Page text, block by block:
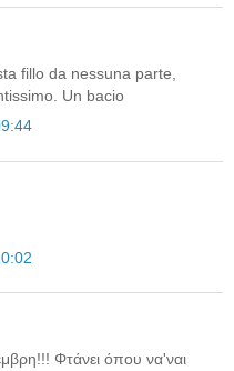
fillo da nessuna parte,
Un bacio
Φτάνει όπου να'ναι